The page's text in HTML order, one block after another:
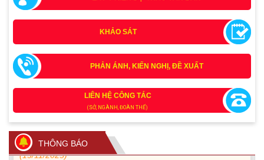
KHẢO SÁT
PHẢN ÁNH, KIẾN NGHỊ, ĐỀ XUẤT
LIÊN HỆ CÔNG TÁC
(SỞ, NGÀNH, ĐOÀN THỂ)
THÔNG BÁO
Tích cực tham gia góp ý, tuyên truyền dự thảo Bộ luật Hình
sự (sửa đổi) và Luật Tổ chức cơ quan điều tra (sửa đổi)
Quy định xử phạt vi phạm vi định giao thông đường bộ
theo Nghị định 168
(13/11/2025)